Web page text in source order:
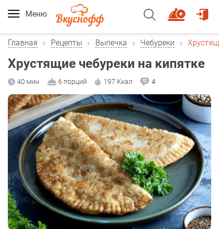
Меню
Главная Рецепты Выпечка Чебуреки
Хрустящие чебуреки на кипятке
40 мин 6 порций 197 Ккал 4